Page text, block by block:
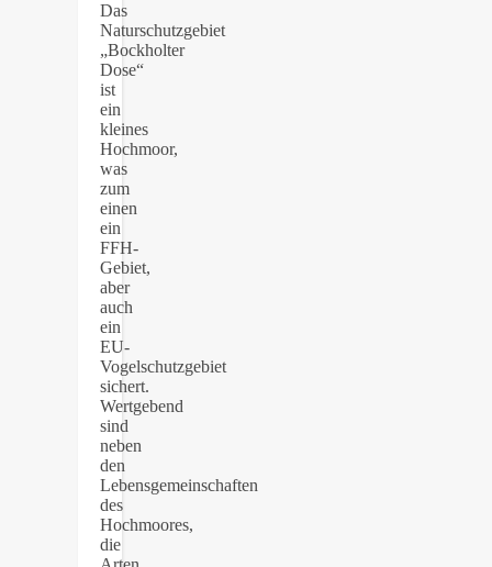
Das
Naturschutzgebiet
„Bockholter
Dose“
ist
ein
kleines
Hochmoor,
was
zum
einen
ein
FFH-
Gebiet,
aber
auch
ein
EU-
Vogelschutzgebiet
sichert.
Wertgebend
sind
neben
den
Lebensgemeinschaften
des
Hochmoores,
die